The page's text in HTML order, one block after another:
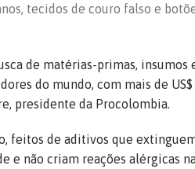
tecidos de couro falso e
de matérias-primas, insumos
do mundo, com mais de
presidente da Procolombia.
feitos de aditivos que
e não criam reações alérgicas